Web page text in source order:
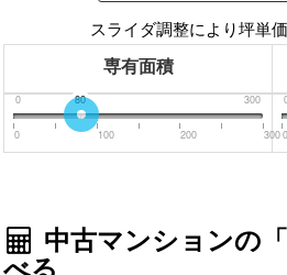
スライダ調整により坪単
専有面積
0 300
80
0 100 200 3000
中古マンションの